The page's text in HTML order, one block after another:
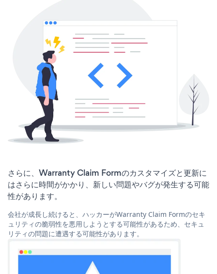
さらに、Warranty Claim Formのカスタマイズと更新に
はさらに時間がかかり、新しい問題やバグが発生する可能
性があります。
会社が成長し続けると、ハッカーがWarranty Claim Formのセキ
ュリティの脆弱性を悪用しようとする可能性があるため、セキュ
リティの問題に遭遇する可能性があります。